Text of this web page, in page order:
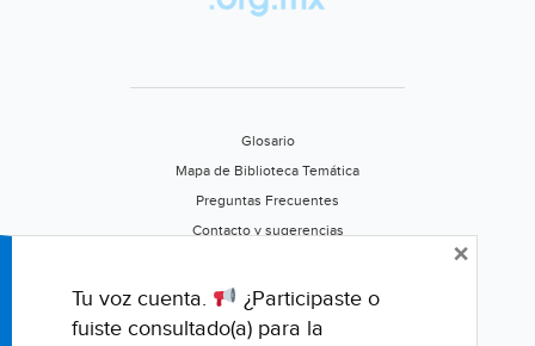
Glosario
Mapa de Biblioteca Temática
Preguntas Frecuentes
Contacto y sugerencias
Califica este portal
Tu voz cuenta.
¿Participaste o
fuiste consultado(a) para la
×